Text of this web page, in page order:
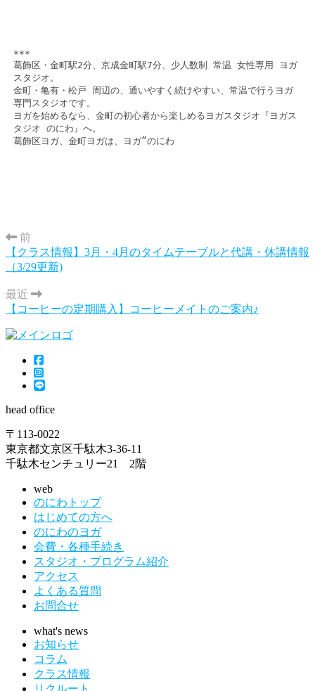
***
葛飾区・金町駅2分、京成金町駅7分、少人数制 常温 女性専用 ヨガ
スタジオ。
金町・亀有・松戸 周辺の、通いやすく続けやすい、常温で行うヨガ
専門スタジオです。
ヨガを始めるなら、金町の初心者から楽しめるヨガスタジオ『ヨガス
タジオ のにわ』へ。
葛飾区ヨガ、金町ヨガは、ヨガ”のにわ
前
【クラス情報】3月・4月のタイムテーブルと代講・休講情報
（3/29更新)
最近
【コーヒーの定期購入】コーヒーメイトのご案内♪
head office
〒113-0022
東京都文京区千駄木3-36-11
千駄木センチュリー21 2階
web
のにわトップ
はじめての方へ
のにわのヨガ
会費・各種手続き
スタジオ・プログラム紹介
アクセス
よくある質問
お問合せ
what's news
お知らせ
コラム
クラス情報
リクルート